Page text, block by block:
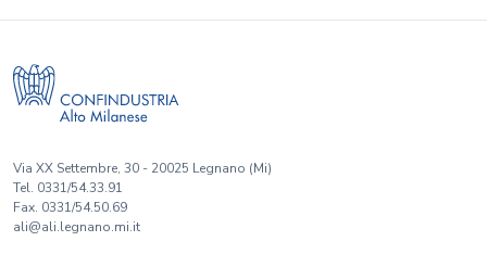
Via XX Settembre, 30 - 20025 Legnano (Mi)
Tel. 0331/54.33.91
Fax. 0331/54.50.69
ali@ali.legnano.mi.it